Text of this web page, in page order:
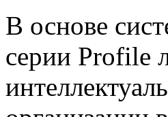
В основе
серии Profile